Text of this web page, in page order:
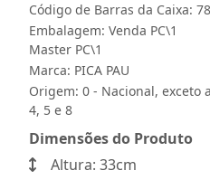
Código de Barras da Caixa:
Embalagem: Venda PC\1
Master PC\1
Marca: PICA PAU
Origem: 0 - Nacional, exceto
4, 5 e 8
Dimensões do Produto
Altura: 33cm